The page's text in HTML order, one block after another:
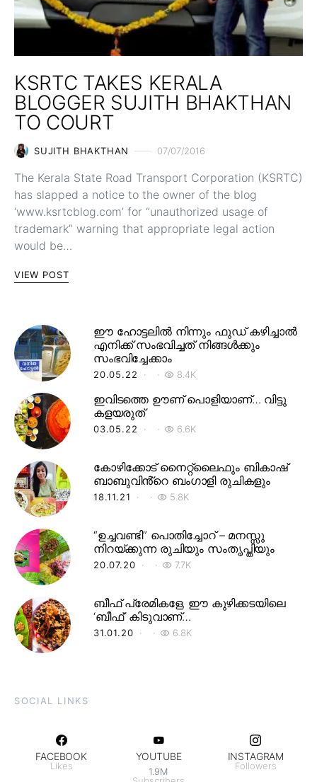
KSRTC TAKES KERALA
BLOGGER SUJITH BHAKTHAN
TO COURT
SUJITH BHAKTHAN 07/07/2016
The Kerala State Road Transport Corporation (KSRTC)
has slapped a notice to the owner of the blog
‘www.ksrtcblog.com’ for “unauthorized usage of
trademark” warning that appropriate legal action
would be…
VIEW POST
ഈ ഹോട്ടലിൽ നിന്നും ഫുഡ് കഴിച്ചാൽ
എനിക്ക് സംഭവിച്ചത് നിങ്ങൾക്കും
സംഭവിച്ചേക്കാം
20.05.22 8.4K
ഇവിടത്തെ ഊണ് പൊളിയാണ്… വിട്ടു
കളയരുത്
03.05.22 6.6K
കോഴിക്കോട് നൈറ്റ്‌ലൈഫും ബികാഷ്
ബാബുവിൻ്റെ ബംഗാളി രുചികളും
18.11.21 5.8K
“ഉച്ചവണ്ടി” പൊതിച്ചോറ് – മനസ്സു
നിറയ്ക്കുന്ന രുചിയും സംതൃപ്തിയും
20.07.20 7.7K
ബീഫ് പ്രേമികളേ, ഈ കുഴിക്കടയിലെ
‘ബീഫ്’ കിടുവാണ്…
31.01.20 6.8K
SOCIAL LINKS
FACEBOOK
Likes
YOUTUBE
1.9M
INSTAGRAM
Followers